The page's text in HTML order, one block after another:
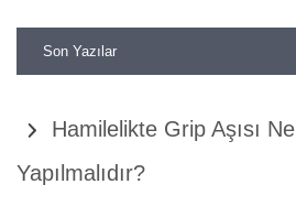
Son Yazılar
Hamilelikte Grip Aşısı
Yapılmalıdır?